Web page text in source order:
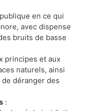
en ce qui
avec dispense
bruits de basse
principes et aux
naturels, ainsi
de déranger des
: